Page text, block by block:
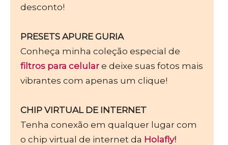
desconto!
PRESETS APURE GURIA
Conheça minha coleção especial de
filtros para celular e deixe suas fotos mais
vibrantes com apenas um clique!
CHIP VIRTUAL DE INTERNET
Tenha conexão em qualquer lugar com
o chip virtual de internet da Holafly!